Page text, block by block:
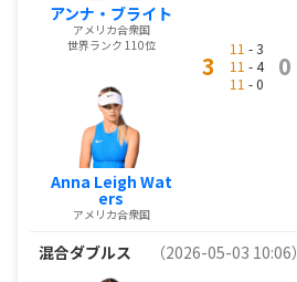
アンナ・ブライト
アメリカ合衆国
世界ランク 110位
Anna Leigh Wat
ers
アメリカ合衆国
3
11 - 3
11 - 4
11 - 0
0
混合ダブルス
（2026-05-03 10:06）